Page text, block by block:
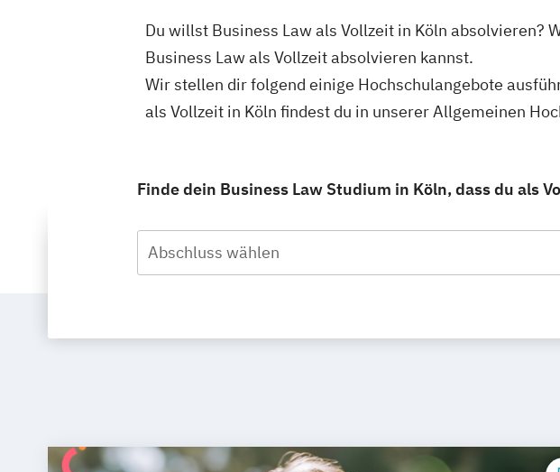
Du willst Business Law als Vollzeit in Köln absolvieren?
Business Law als Vollzeit absolvieren kannst.
Wir stellen dir folgend einige Hochschulangebote
als Vollzeit in Köln findest du in unserer Allgemeinen
Finde dein Business Law Studium in Köln, dass du als
Abschluss wählen